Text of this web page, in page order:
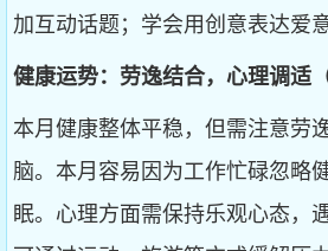
加互动话题；学会用创意表达爱意
健康运势：劳逸结合，心理调
本月健康整体平稳，但需注意劳
脑。本月容易因为工作忙碌忽略
眠。心理方面需保持乐观心态，